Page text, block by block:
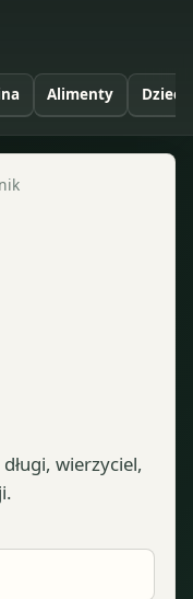
Alimenty Dzieci
wierzyciel,